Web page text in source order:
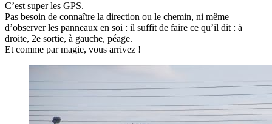
C’est super les GPS.
Pas besoin de connaître la direction ou le chemin, ni même
d’observer les panneaux en soi : il suffit de faire ce qu’il dit : à
droite, 2e sortie, à gauche, péage.
Et comme par magie, vous arrivez !